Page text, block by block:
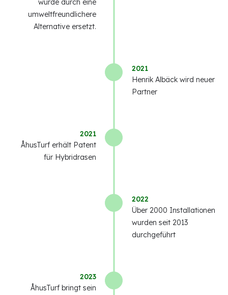
wurde durch eine
umweltfreundlichere
Alternative ersetzt.
2021
Henrik Albäck wird neuer
Partner
2021
ÅhusTurf erhält Patent
für Hybridrasen
2022
Über 2000 Installationen
wurden seit 2013
durchgeführt
2023
ÅhusTurf bringt sein